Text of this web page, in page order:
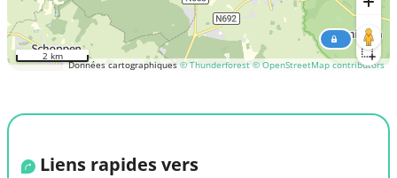
Données cartographiques © Thunderforest © OpenStreetMap contributors
2 km
Liens rapides vers